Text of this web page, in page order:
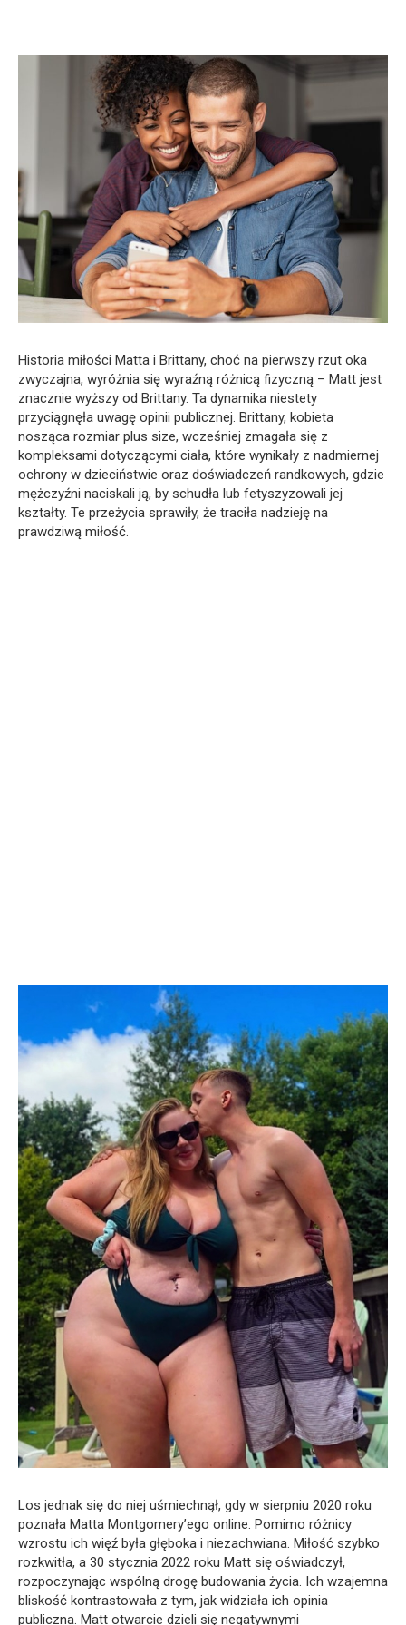
Historia miłości Matta i Brittany, choć na pierwszy rzut oka
zwyczajna, wyróżnia się wyraźną różnicą fizyczną – Matt jest
znacznie wyższy od Brittany. Ta dynamika niestety
przyciągnęła uwagę opinii publicznej. Brittany, kobieta
nosząca rozmiar plus size, wcześniej zmagała się z
kompleksami dotyczącymi ciała, które wynikały z nadmiernej
ochrony w dzieciństwie oraz doświadczeń randkowych, gdzie
mężczyźni naciskali ją, by schudła lub fetyszyzowali jej
kształty. Te przeżycia sprawiły, że traciła nadzieję na
prawdziwą miłość.
Los jednak się do niej uśmiechnął, gdy w sierpniu 2020 roku
poznała Matta Montgomery’ego online. Pomimo różnicy
wzrostu ich więź była głęboka i niezachwiana. Miłość szybko
rozkwitła, a 30 stycznia 2022 roku Matt się oświadczył,
rozpoczynając wspólną drogę budowania życia. Ich wzajemna
bliskość kontrastowała z tym, jak widziała ich opinia
publiczna. Matt otwarcie dzieli się negatywnymi